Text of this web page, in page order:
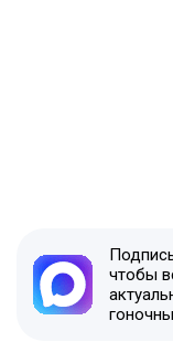
чтобы